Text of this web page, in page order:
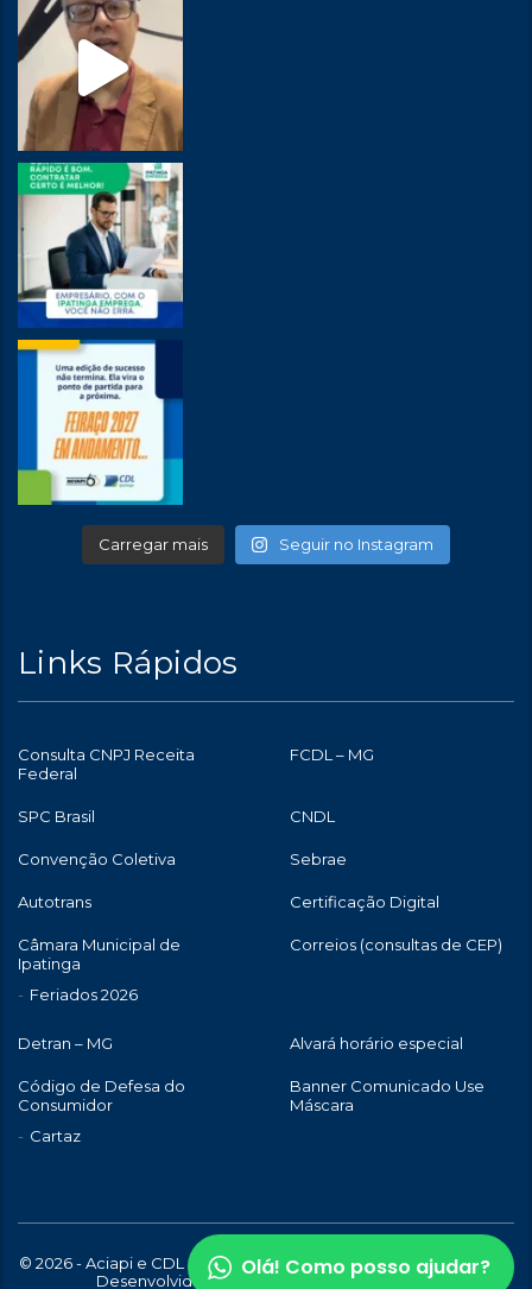
Carregar mais Seguir no Instagram
Links Rápidos
Consulta CNPJ Receita
Federal
FCDL – MG
SPC Brasil CNDL
Convenção Coletiva Sebrae
Autotrans Certificação Digital
Câmara Municipal de
Ipatinga
Feriados 2026
Correios (consultas de CEP)
Detran – MG Alvará horário especial
Código de Defesa do
Consumidor
Cartaz
Banner Comunicado Use
Máscara
© 2026 - Aciapi e CDL de Ipatinga | Todos os direitos reservados |
Desenvolvido com
WebStory.com.br
Olá! Como posso ajudar?